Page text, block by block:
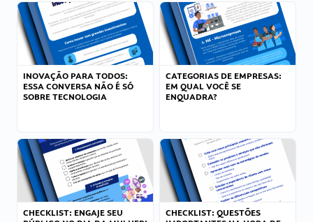
INOVAÇÃO PARA TODOS:
ESSA CONVERSA NÃO É SÓ
SOBRE TECNOLOGIA
CATEGORIAS DE EMPRESAS:
EM QUAL VOCÊ SE
ENQUADRA?
CHECKLIST: ENGAJE SEU
CHECKLIST: QUESTÕES